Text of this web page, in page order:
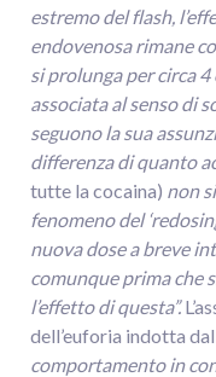
estremo del flash,
endovenosa rimane
si prolunga per circa 4
associata al senso di
seguono la sua
differenza di quanto
tutte la cocaina) non
fenomeno del
nuova dose a breve
comunque prima che
l’effetto di questa”.
dell’euforia indotta
comportamento in